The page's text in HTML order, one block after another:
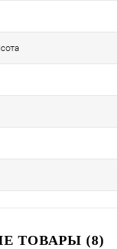
ТОВАРЫ (8)